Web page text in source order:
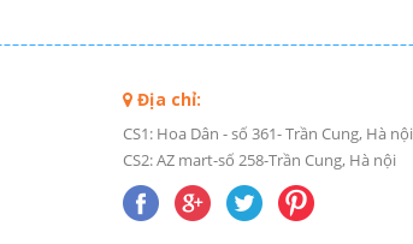
Địa chỉ:
CS1: Hoa Dân - số 361- Trần Cung, Hà nội
CS2: AZ mart-số 258-Trần Cung, Hà nội